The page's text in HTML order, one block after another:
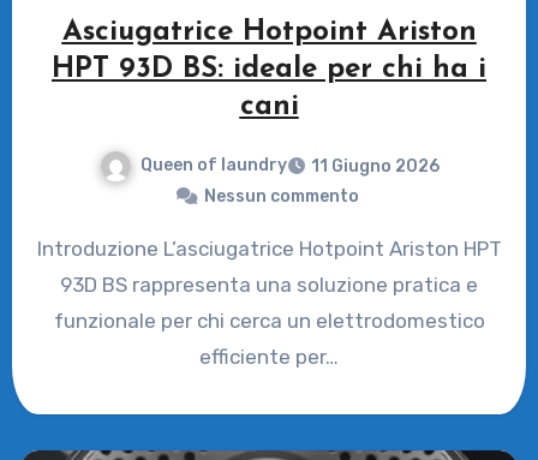
Asciugatrice Hotpoint Ariston
HPT 93D BS: ideale per chi ha i
cani
Queen of laundry
11 Giugno 2026
Nessun commento
Introduzione L’asciugatrice Hotpoint Ariston HPT
93D BS rappresenta una soluzione pratica e
funzionale per chi cerca un elettrodomestico
efficiente per…